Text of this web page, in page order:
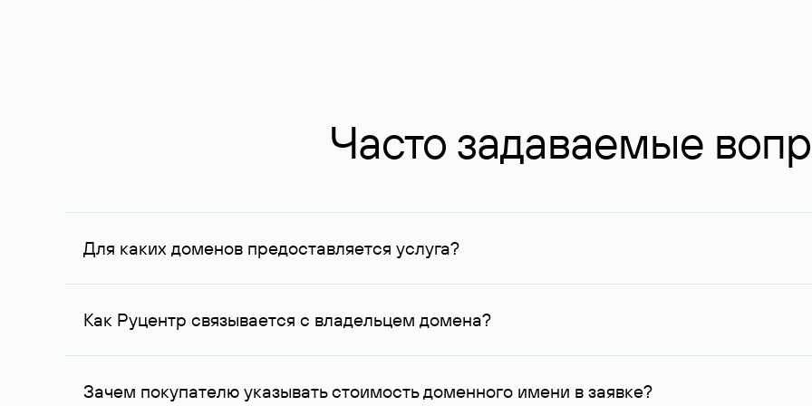
Часто задаваемые
Для каких доменов предоставляется услуга?
Услуга доступна для доменов, зарегистрированных в Руцентре и у других регистраторов. Для доменов,
Как Руцентр связывается с владельцем домена?
Для связи с владельцем домена используются его контактные данные, доступные Руцентру.
Зачем покупателю указывать стоимость доменного имени в заявке?